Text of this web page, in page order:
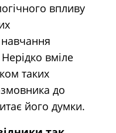
впливу
вміле
таких
до
його думки.